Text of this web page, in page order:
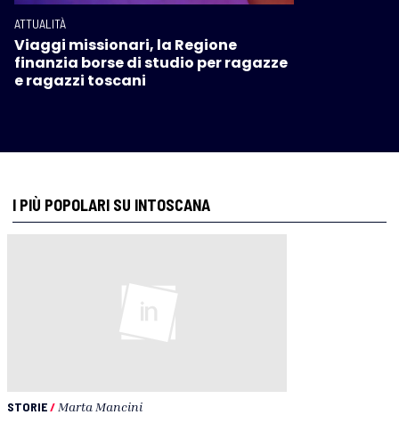
ATTUALITÀ
Viaggi missionari, la Regione
finanzia borse di studio per ragazze
e ragazzi toscani
I PIÙ POPOLARI SU INTOSCANA
STORIE/ Marta Mancini